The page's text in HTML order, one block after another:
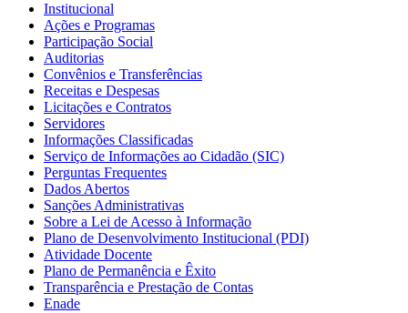
Institucional
Ações e Programas
Participação Social
Auditorias
Convênios e Transferências
Receitas e Despesas
Licitações e Contratos
Servidores
Informações Classificadas
Serviço de Informações ao Cidadão (SIC)
Perguntas Frequentes
Dados Abertos
Sanções Administrativas
Sobre a Lei de Acesso à Informação
Plano de Desenvolvimento Institucional (PDI)
Atividade Docente
Plano de Permanência e Êxito
Transparência e Prestação de Contas
Enade